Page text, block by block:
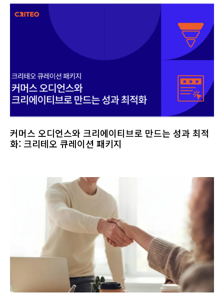
커머스 오디언스와 크리에이티브로 만드는 성과 최적
화: 크리테오 큐레이션 패키지